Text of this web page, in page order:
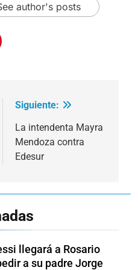
author's posts
Siguiente:
La intendenta Mayra
Mendoza contra
Edesur
llegará a Rosario
a su padre Jorge